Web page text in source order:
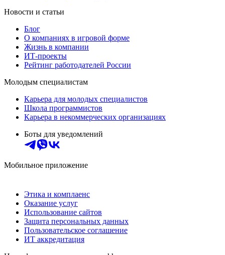
Новости и статьи
Блог
О компаниях в игровой форме
Жизнь в компании
ИТ-проекты
Рейтинг работодателей России
Молодым специалистам
Карьера для молодых специалистов
Школа программистов
Карьера в некоммерческих организациях
Боты для уведомлений
Мобильное приложение
Этика и комплаенс
Оказание услуг
Использование сайтов
Защита персональных данных
Пользовательское соглашение
ИТ аккредитация